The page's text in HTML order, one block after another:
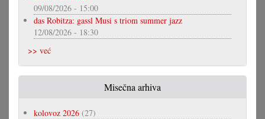
09/08/2026 - 15:00
das Robitza: gassl Musi s triom summer jazz
12/08/2026 - 18:30
>> već
Misečna arhiva
kolovoz 2026 (27)